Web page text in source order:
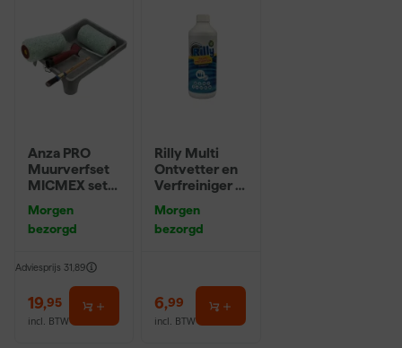
worden. Als er toch iets mis is gegaan met de kleur, kun je altijd
contact opnemen met de klantenservice. Dat lossen we graag
voor je op. Wil je zakelijk bestellen? Lees dan hier verder over
zakelijk bestellen
Anza PRO
Muurverfset
MICMEX set
Morgen
bezorgd
Adviesprijs 31,89
19,95
incl. BTW
Rilly Multi
Ontvetter en
Verfreiniger –
Morgen
bezorgd
6,99
incl. BTW